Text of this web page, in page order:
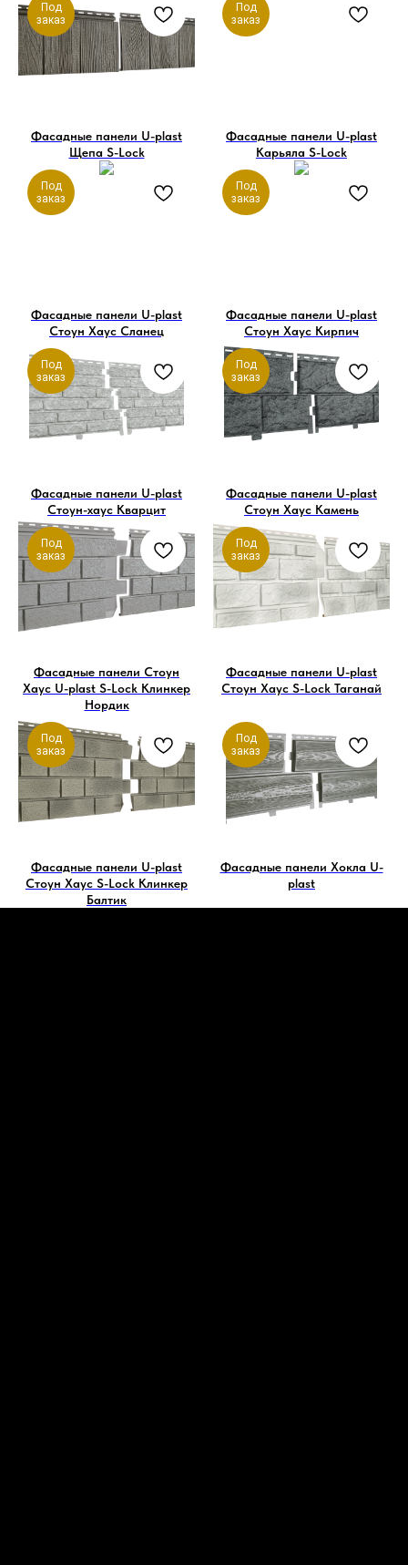
Под
заказ
Фасадные панели U-plast
Щепа S-Lock
Под
заказ
Фасадные панели U-plast
Карьяла S-Lock
Под
заказ
Фасадные панели U-plast
Стоун Хаус Сланец
Под
заказ
Фасадные панели U-plast
Стоун Хаус Кирпич
Под
заказ
Фасадные панели U-plast
Стоун-хаус Кварцит
Под
заказ
Фасадные панели U-plast
Стоун Хаус Камень
Под
заказ
Фасадные панели Стоун
Хаус U-plast S-Lock Клинкер
Нордик
Под
заказ
Фасадные панели U-plast
Стоун Хаус S-Lock Таганай
Под
заказ
Фасадные панели U-plast
Стоун Хаус S-Lock Клинкер
Балтик
Под
заказ
Фасадные панели Хокла U-
plast